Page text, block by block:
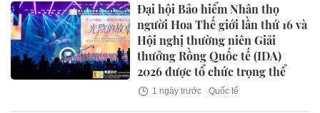
Đại hội Bảo hiểm Nhân thọ
người Hoa Thế giới lần thứ 16 và
Hội nghị thường niên Giải
thưởng Rồng Quốc tế (IDA)
2026 được tổ chức trọng thể
1 ngày trước Quốc tế